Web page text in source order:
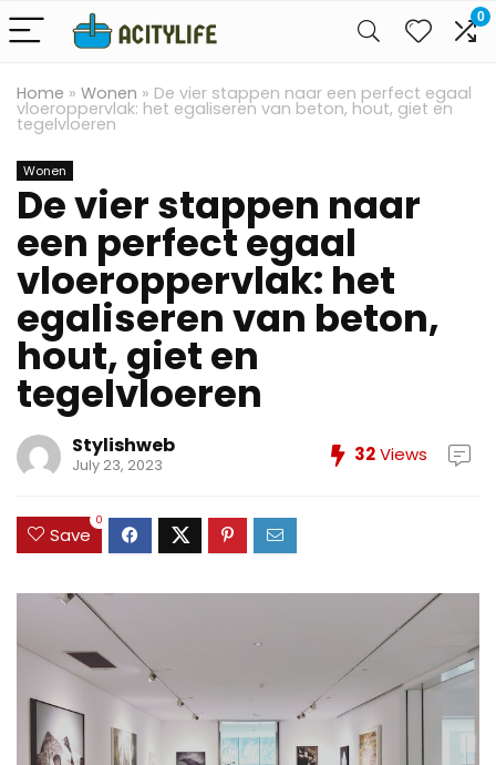
0
Home » Wonen » De vier stappen naar een perfect egaal
vloeroppervlak: het egaliseren van beton, hout, giet en
tegelvloeren
Wonen
De vier stappen naar
een perfect egaal
vloeroppervlak: het
egaliseren van beton,
hout, giet en
tegelvloeren
Stylishweb
July 23, 2023 32Views
Save
0